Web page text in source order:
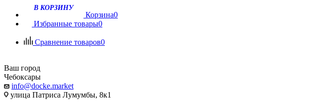
В КОРЗИНУ
Корзина0
Избранные товары0
Сравнение товаров0
Ваш город
Чебоксары
info@docke.market
улица Патриса Лумумбы, 8к1